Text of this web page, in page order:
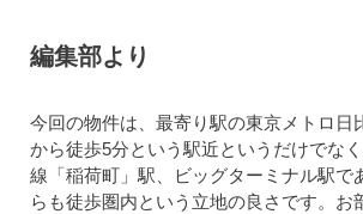
編集部より
今回の物件は、最寄り駅の東京メトロ日
から徒歩5分という駅近というだけでな
線「稲荷町」駅、ビッグターミナル駅で
らも徒歩圏内という立地の良さです。お